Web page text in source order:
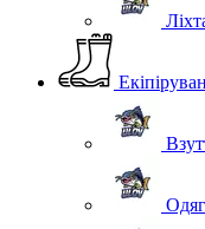
Одяг